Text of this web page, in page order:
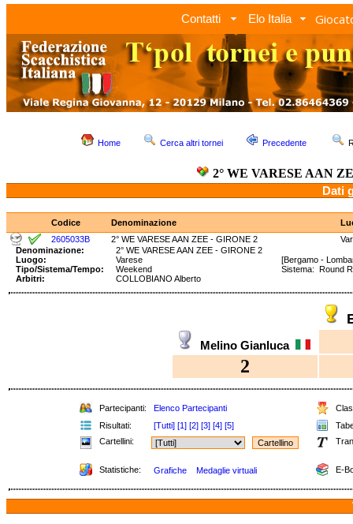
Contatti Elo Italia
Home Cerca altri tornei Precedente
2° WE VARESE AAN
Dati
Codice Denominazione
2605033B
2° WE VARESE AAN ZEE - GIRONE 2
Denominazione:
2° WE VARESE AAN ZEE - GIRONE 2
Luogo:
Varese
[Bergamo -
Tipo/Sistema/Tempo:
Weekend
Sistema: Round
Arbitri:
COLLOBIANO Alberto
Melino Gianluca
2
Partecipanti: Elenco Partecipanti
Risultati:
[Tutti] [1] [2] [3] [4] [5]
Cartellini:
Statistiche: Grafiche Medaglie virtuali E-